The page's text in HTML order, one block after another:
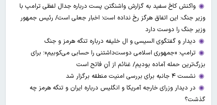
واکنش کاخ سفید به گزارش واشنگتن پست درباره جدال لفظی ترامپ با
وزیر جنگ: این اتفاق هرگز رخ نداده است؛ اخبار جعلی است/ رئیس جمهور
وزیر جنگ را دوست دارد
دیدار و گفتگوی السیسی و ال خلیفه درباره تنگه هرمز و جنگ
ترامپ: «جمهوری اسلامی دوست‌داشتنی را حسابی می‌کوبیم»؛ برای
بزرگ‌ترین حمله آماده بودیم/ غنائم از آنِ فاتح است
نشست ۴ جانبه برای بررسی امنیت منطقه برگزار شد
در دیدار وزرای خارجه آمریکا و انگلیس درباره ایران و تنگه هرمز چه
گذشت؟